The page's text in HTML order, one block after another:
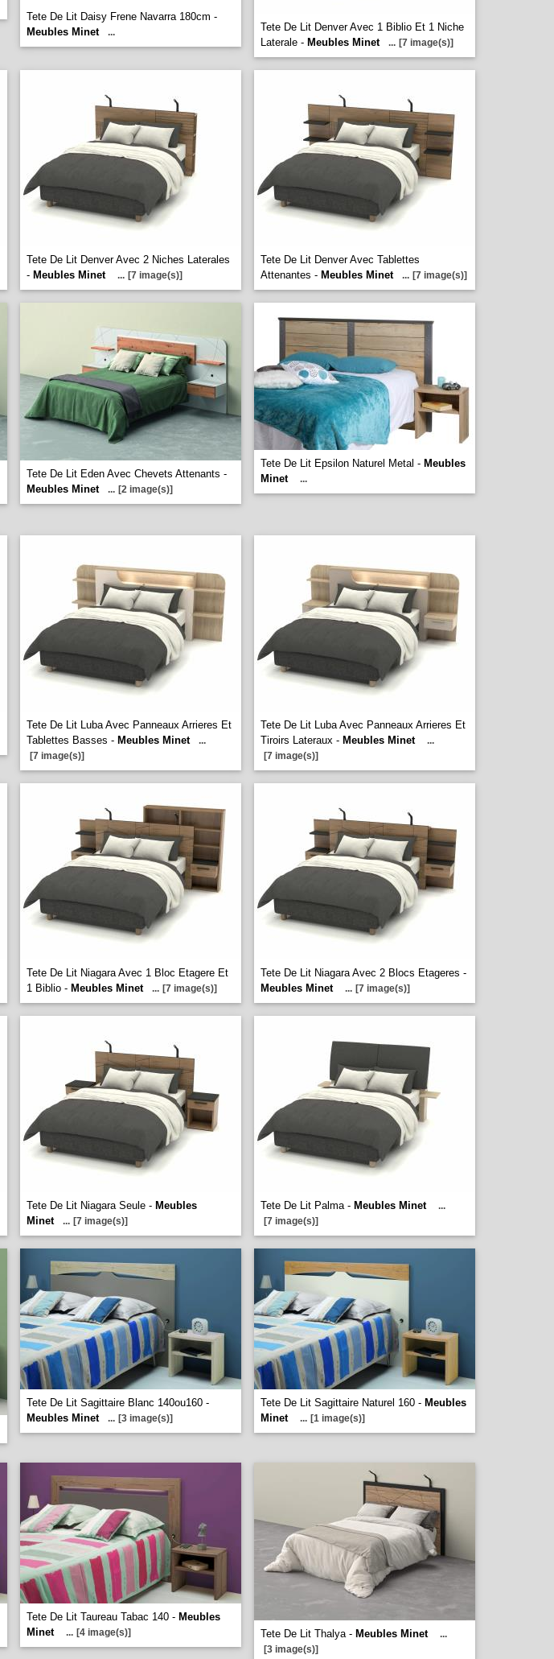
Tete De Lit Daisy Frene Navarra 180cm -
Meubles Minet
...
Tete De Lit Denver Avec 1 Biblio Et 1 Niche
Laterale - Meubles Minet ... [7 image(s)]
Tete De Lit Denver Avec 2 Niches Laterales
- Meubles Minet ... [7 image(s)]
Tete De Lit Denver Avec Tablettes
Attenantes - Meubles Minet ... [7 image(s)]
Tete De Lit Eden Avec Chevets Attenants -
Meubles Minet
... [2 image(s)]
Tete De Lit Epsilon Naturel Metal - Meubles
Minet
...
Tete De Lit Luba Avec Panneaux Arrieres Et
Tablettes Basses - Meubles Minet
...
[7 image(s)]
Tete De Lit Luba Avec Panneaux Arrieres Et
Tiroirs Lateraux - Meubles Minet
...
[7 image(s)]
Tete De Lit Niagara Avec 1 Bloc Etagere Et
1 Biblio - Meubles Minet ... [7 image(s)]
Tete De Lit Niagara Avec 2 Blocs Etageres -
Meubles Minet
... [7 image(s)]
Tete De Lit Niagara Seule - Meubles
Minet
... [7 image(s)]
Tete De Lit Palma - Meubles Minet
...
[7 image(s)]
Tete De Lit Sagittaire Blanc 140ou160 -
Meubles Minet
... [3 image(s)]
Tete De Lit Sagittaire Naturel 160 - Meubles
Minet
... [1 image(s)]
Tete De Lit Taureau Tabac 140 - Meubles
Minet
... [4 image(s)] Tete De Lit Thalya - Meubles Minet
...
[3 image(s)]